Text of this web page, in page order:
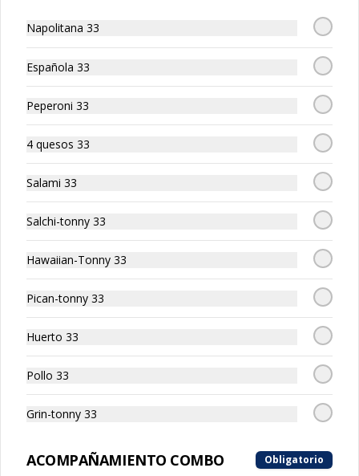
Spaguetti
Tripasta Familiar
Tripasta Familiar
-  Fetuccini boloñesa
-  Ñoki al pesto
-  Penne rigatti alfredo
Tripasta de Tonny
-  Fetuccini boloñesa
-  Penne rigatti alfredo
Napolitana 33
Española 33
Peperoni 33
4 quesos 33
Salami 33
Salchi-tonny 33
Hawaiian-Tonny 33
Pican-tonny 33
Huerto 33
Pollo 33
Grin-tonny 33
ACOMPAÑAMIENTO COMBO Obligatorio